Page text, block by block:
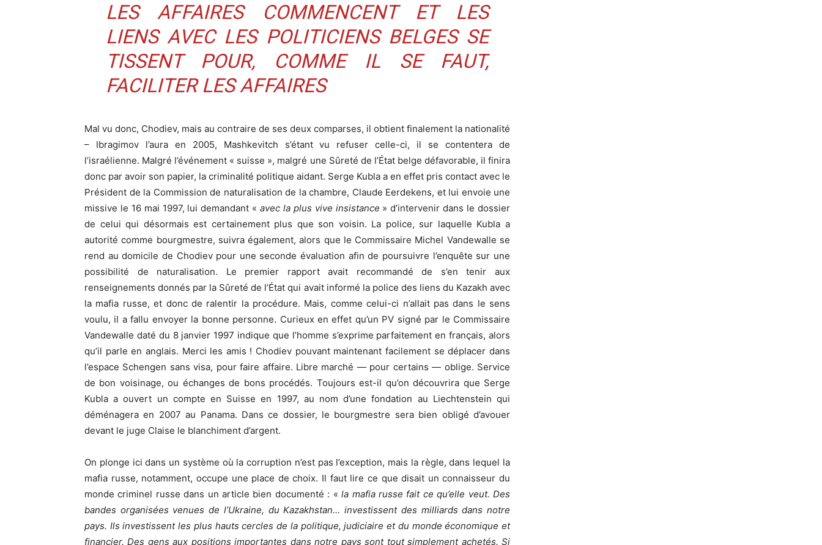
LES AFFAIRES COMMENCENT ET LES
LIENS AVEC LES POLITICIENS BELGES SE
TISSENT POUR, COMME IL SE FAUT,
FACILITER LES AFFAIRES
Mal vu donc, Chodiev, mais au contraire de ses deux comparses, il obtient finalement la nationalité
– Ibragimov l’aura en 2005, Mashkevitch s’étant vu refuser celle-ci, il se contentera de
l’israélienne. Malgré l’événement « suisse », malgré une Sûreté de l’État belge défavorable, il finira
donc par avoir son papier, la criminalité politique aidant. Serge Kubla a en effet pris contact avec le
Président de la Commission de naturalisation de la chambre, Claude Eerdekens, et lui envoie une
missive le 16 mai 1997, lui demandant «avec la plus vive insistance » d’intervenir dans le dossier
de celui qui désormais est certainement plus que son voisin. La police, sur laquelle Kubla a
autorité comme bourgmestre, suivra également, alors que le Commissaire Michel Vandewalle se
rend au domicile de Chodiev pour une seconde évaluation afin de poursuivre l’enquête sur une
possibilité de naturalisation. Le premier rapport avait recommandé de s’en tenir aux
renseignements donnés par la Sûreté de l’État qui avait informé la police des liens du Kazakh avec
la mafia russe, et donc de ralentir la procédure. Mais, comme celui-ci n’allait pas dans le sens
voulu, il a fallu envoyer la bonne personne. Curieux en effet qu’un PV signé par le Commissaire
Vandewalle daté du 8 janvier 1997 indique que l’homme s’exprime parfaitement en français, alors
qu’il parle en anglais. Merci les amis ! Chodiev pouvant maintenant facilement se déplacer dans
l’espace Schengen sans visa, pour faire affaire. Libre marché — pour certains — oblige. Service
de bon voisinage, ou échanges de bons procédés. Toujours est-il qu’on découvrira que Serge
Kubla a ouvert un compte en Suisse en 1997, au nom d’une fondation au Liechtenstein qui
déménagera en 2007 au Panama. Dans ce dossier, le bourgmestre sera bien obligé d’avouer
devant le juge Claise le blanchiment d’argent.
On plonge ici dans un système où la corruption n’est pas l’exception, mais la règle, dans lequel la
mafia russe, notamment, occupe une place de choix. Il faut lire ce que disait un connaisseur du
monde criminel russe dans un article bien documenté : «la mafia russe fait ce qu’elle veut. Des
bandes organisées venues de l’Ukraine, du Kazakhstan… investissent des milliards dans notre
pays. Ils investissent les plus hauts cercles de la politique, judiciaire et du monde économique et
financier. Des gens aux positions importantes dans notre pays sont tout simplement achetés. Si